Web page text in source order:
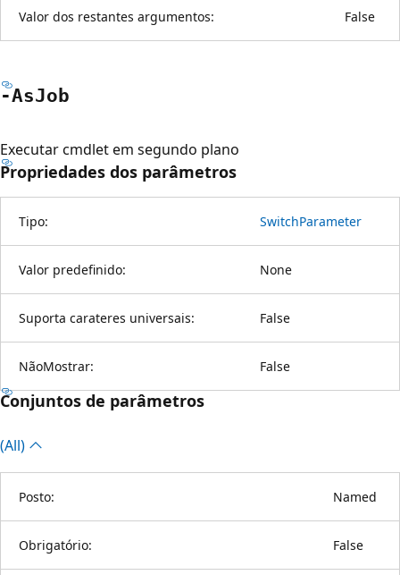
Valor dos restantes argumentos: False
-AsJob
Executar cmdlet em segundo plano
Propriedades dos parâmetros
Tipo: SwitchParameter
Valor predefinido: None
Suporta carateres universais: False
NãoMostrar: False
Conjuntos de parâmetros
(All)
Posto: Named
Obrigatório: False